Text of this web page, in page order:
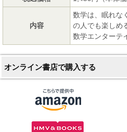
内容
数学は、眠れな
の人でも楽しめ
数学エンターテ
オンライン書店で購入する